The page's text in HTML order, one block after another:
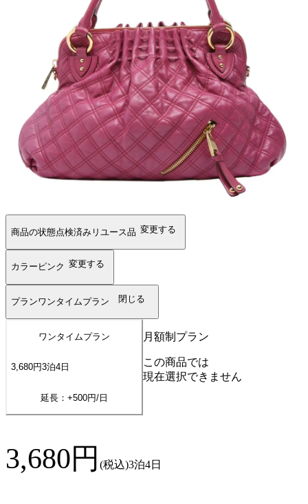
商品の状態点検済みリユース品 変更する
カラー ピンク 変更する
プランワンタイムプラン 閉じる
ワンタイムプラン
3,680円3泊4 日
延長：+500円/日
月額制プラン
この商品では
現在選択できません
3,680円 (税込)3泊4日